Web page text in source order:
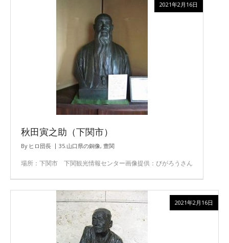
秋田寅之助（下関市）
By ヒロ団長 35.山口県の銅像, 豊関
場所：下関市 下関観光情報センター画像提供：びがろうさん
2021年2月16日
2021年2月16日